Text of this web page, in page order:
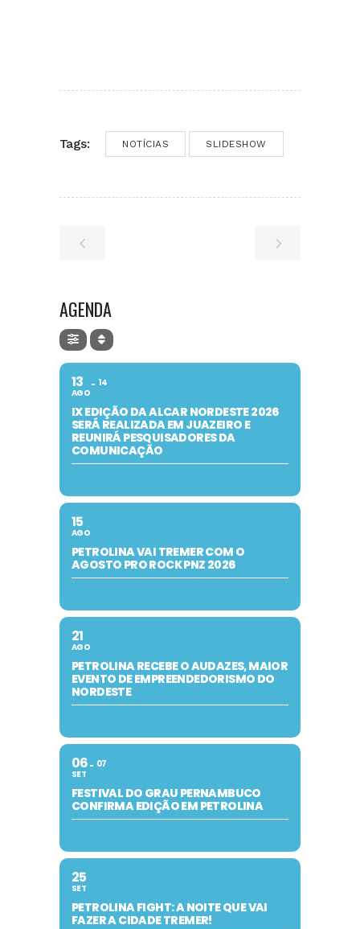
Tags: NOTÍCIAS SLIDESHOW
AGENDA
13
AGO
14
IX EDIÇÃO DA ALCAR NORDESTE 2026
SERÁ REALIZADA EM JUAZEIRO E
REUNIRÁ PESQUISADORES DA
COMUNICAÇÃO
15
AGO
PETROLINA VAI TREMER COM O
AGOSTO PRO ROCK PNZ 2026
21
AGO
PETROLINA RECEBE O AUDAZES, MAIOR
EVENTO DE EMPREENDEDORISMO DO
NORDESTE
06
SET
07
FESTIVAL DO GRAU PERNAMBUCO
CONFIRMA EDIÇÃO EM PETROLINA
25
SET
PETROLINA FIGHT: A NOITE QUE VAI
FAZER A CIDADE TREMER!